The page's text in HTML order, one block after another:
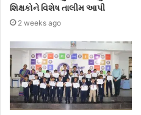
શિક્ષકોને વિશેષ તાલીમ આપી
2 weeks ago